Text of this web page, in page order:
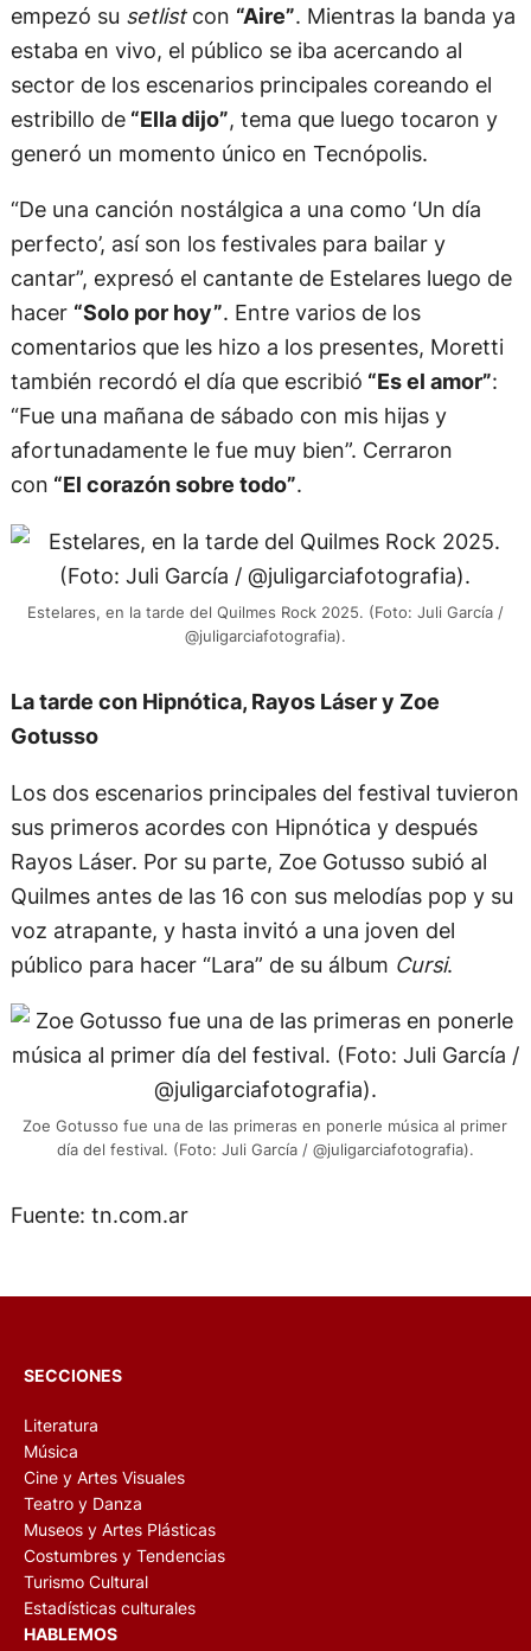
empezó su setlist con “Aire”. Mientras la banda ya
estaba en vivo, el público se iba acercando al
sector de los escenarios principales coreando el
estribillo de“Ella dijo”, tema que luego tocaron y
generó un momento único en Tecnópolis.
“De una canción nostálgica a una como ‘Un día
perfecto’, así son los festivales para bailar y
cantar”, expresó el cantante de Estelares luego de
hacer “Solo por hoy”. Entre varios de los
comentarios que les hizo a los presentes, Moretti
también recordó el día que escribió “Es el amor”:
“Fue una mañana de sábado con mis hijas y
afortunadamente le fue muy bien”. Cerraron
con “El corazón sobre todo”.
Estelares, en la tarde del Quilmes Rock 2025. (Foto: Juli García /
@juligarciafotografia).
La tarde con Hipnótica, Rayos Láser y Zoe
Gotusso
Los dos escenarios principales del festival tuvieron
sus primeros acordes con Hipnótica y después
Rayos Láser. Por su parte, Zoe Gotusso subió al
Quilmes antes de las 16 con sus melodías pop y su
voz atrapante, y hasta invitó a una joven del
público para hacer “Lara” de su álbum Cursi.
Zoe Gotusso fue una de las primeras en ponerle música al primer
día del festival. (Foto: Juli García / @juligarciafotografia).
Fuente: tn.com.ar
SECCIONES
Literatura
Música
Cine y Artes Visuales
Teatro y Danza
Museos y Artes Plásticas
Costumbres y Tendencias
Turismo Cultural
Estadísticas culturales
HABLEMOS